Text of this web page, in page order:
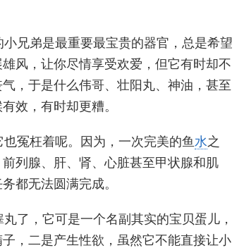
兄弟是最重要最宝贵的器官，总是希望
风，让你尽情享受欢爱，但它有时却不
，于是什么伟哥、壮阳丸、神油，甚至
效，有时却更糟。
冤枉着呢。因为，一次完美的鱼水之
列腺、肝、肾、心脏甚至甲状腺和肌
都无法圆满完成。
了，它可是一个名副其实的宝贝蛋儿，
，二是产生性欲，虽然它不能直接让小